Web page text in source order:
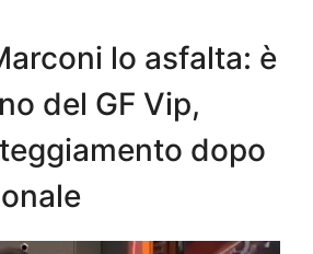
lo asfalta: è
del GF Vip,
dopo